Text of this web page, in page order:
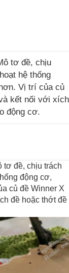
tơ đề, chịu
hệ thống
Vị trí của củ
kết nối với xích
động cơ.
tơ đề, chịu trách
động cơ,
củ đề Winner X
đề hoặc thớt đề